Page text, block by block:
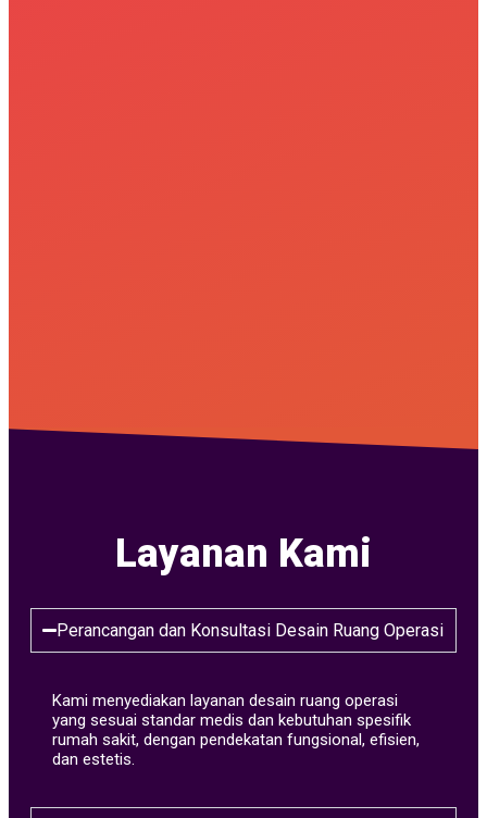
Layanan Kami
Perancangan dan Konsultasi Desain Ruang Operasi
Kami menyediakan layanan desain ruang operasi
yang sesuai standar medis dan kebutuhan spesifik
rumah sakit, dengan pendekatan fungsional, efisien,
dan estetis.